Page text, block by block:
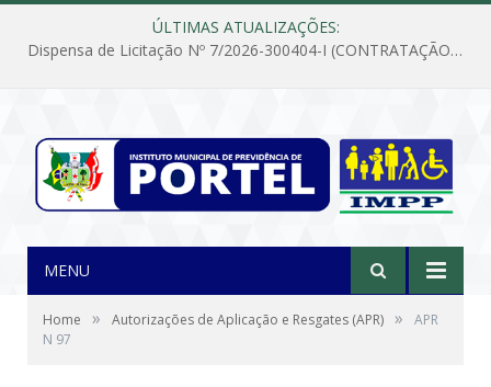
ÚLTIMAS ATUALIZAÇÕES:
Dispensa de Licitação Nº 7/2026-300404-I (CONTRATAÇÃO DE EMPRESA PARA MANUTENÇÃO E REPARAÇÃO DE APARELHOS DE AR CONDICIONADO, EM ATENDIMENTO ÀS NECESSIDADES DO INSTITUTO DE PREVIDÊNCIA MUNICIPAL DE PORTEL/PA)
MENU
Home » Autorizações de Aplicação e Resgates (APR) »
APR
N 97